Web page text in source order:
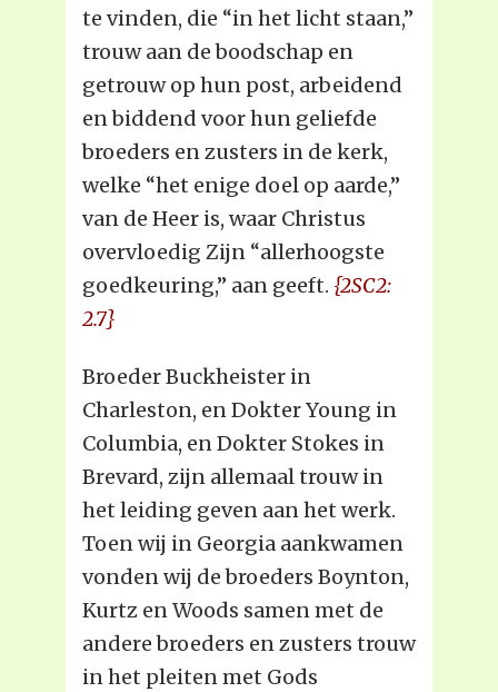
te vinden, die “in het licht staan,”
trouw aan de boodschap en
getrouw op hun post, arbeidend
en biddend voor hun geliefde
broeders en zusters in de kerk,
welke “het enige doel op aarde,”
van de Heer is, waar Christus
overvloedig Zijn “allerhoogste
goedkeuring,” aan geeft. {2SC2:
2.7}
Broeder Buckheister in
Charleston, en Dokter Young in
Columbia, en Dokter Stokes in
Brevard, zijn allemaal trouw in
het leiding geven aan het werk.
Toen wij in Georgia aankwamen
vonden wij de broeders Boynton,
Kurtz en Woods samen met de
andere broeders en zusters trouw
in het pleiten met Gods